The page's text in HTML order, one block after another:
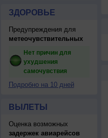
ЗДОРОВЬЕ
Предупреждения для
метеочувствительных
Нет причин для
ухудшения
самочувствия
Подробно на 10 дней
ВЫЛЕТЫ
Оценка возможных
задержек авиарейсов